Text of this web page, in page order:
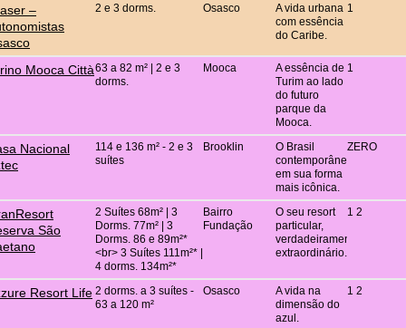
–
2 e 3 dorms. Osasco
A vida urbana
com essência
do Caribe.
1
Mooca Città63 a 82 m² | 2 e 3
dorms.
Mooca
A essência de
Turim ao lado
do futuro
parque da
Mooca.
1
Nacional
114 e 136 m² - 2 e 3
suítes
Brooklin
O Brasil
contemporâneo
em sua forma
mais icônica.
ZERO
São
2 Suítes 68m² | 3
Dorms. 77m² | 3
Dorms. 86 e 89m²*
<br> 3 Suítes 111m²* |
4 dorms. 134m²*
Bairro
Fundação
O seu resort
particular,
verdadeiramente
extraordinário.
1 2
Resort Life 2 dorms. a 3 suítes -
63 a 120 m²
Osasco
A vida na
dimensão do
azul.
1 2